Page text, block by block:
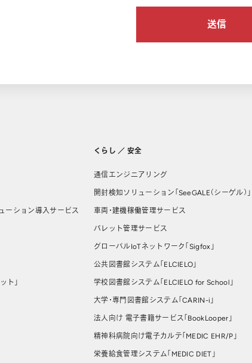
ーション導⼊サービス
ト」
くらし ／ 安全
通信エンジニアリング
開封検知ソリューション「SeeGALE（シーゲル）」
車両・建機稼働管理サービス
パレット管理サービス
グローバルIoTネットワーク「Sigfox」
公共図書館システム「ELCIELO」
学校図書館システム「ELCIELO for School」
大学・専門図書館システム「CARIN-i」
法人向け 電子書籍サービス「BookLooper」
精神科病院向け電子カルテ「MEDIC EHR/P」
栄養給食管理システム「MEDIC DIET」